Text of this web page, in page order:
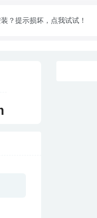
？提示损坏，点我试试！